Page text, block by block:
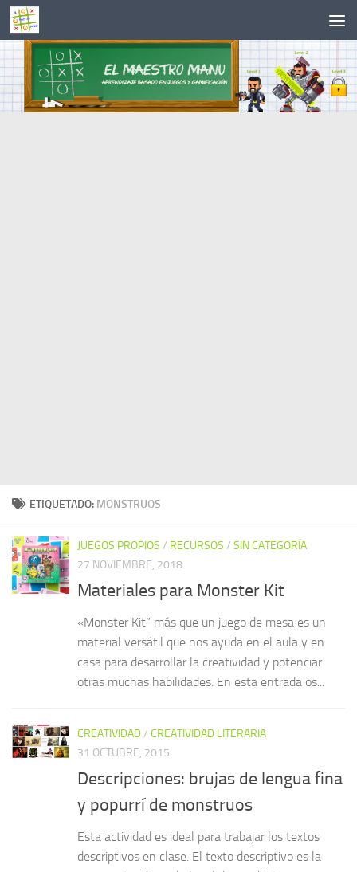
Saltar al contenido
ETIQUETADO: MONSTRUOS
JUEGOS PROPIOS / RECURSOS / SIN CATEGORÍA
27 NOVIEMBRE, 2018
Materiales para Monster Kit
«Monster Kit” más que un juego de mesa es un
material versátil que nos ayuda en el aula y en
casa para desarrollar la creatividad y potenciar
otras muchas habilidades. En esta entrada os...
CREATIVIDAD/ CREATIVIDAD LITERARIA
31 OCTUBRE, 2015
Descripciones: brujas de lengua fina
y popurrí de monstruos
Esta actividad es ideal para trabajar los textos
descriptivos en clase. El texto descriptivo es la